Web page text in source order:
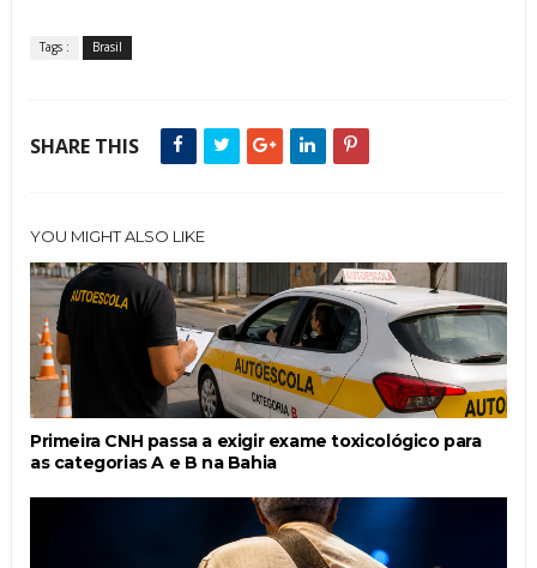
Tags : Brasil
SHARE THIS
YOU MIGHT ALSO LIKE
Primeira CNH passa a exigir exame toxicológico para
as categorias A e B na Bahia